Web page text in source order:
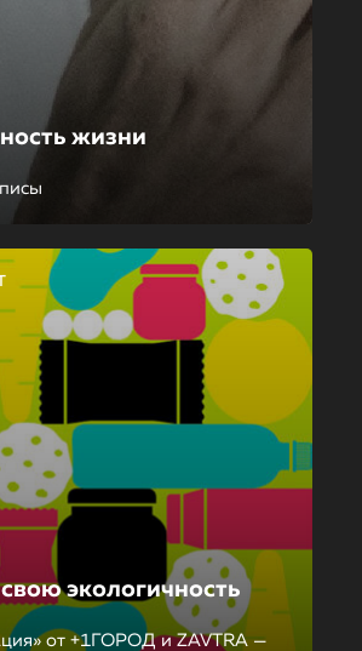
жизни
экологичность
от +1ГОРОД и ZAVTRA —